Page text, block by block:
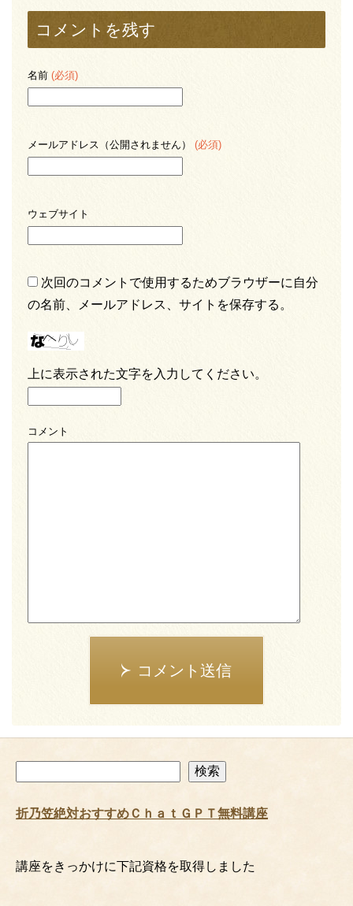
コメントを残す
名前 (必須)
メールアドレス（公開されません） (必須)
ウェブサイト
次回のコメントで使用するためブラウザーに自分
の名前、メールアドレス、サイトを保存する。
上に表示された文字を入力してください。
コメント
コメント送信
索
検索
折乃笠絶対おすすめＣｈａｔＧＰＴ無料講座
講座をきっかけに下記資格を取得しました